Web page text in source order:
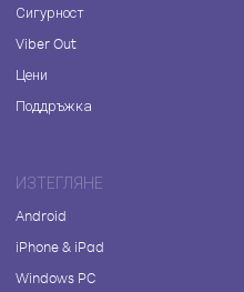
Сигурност
Viber Out
Цени
Поддръжка
ИЗТЕГЛЯНЕ
Android
iPhone & iPad
Windows PC